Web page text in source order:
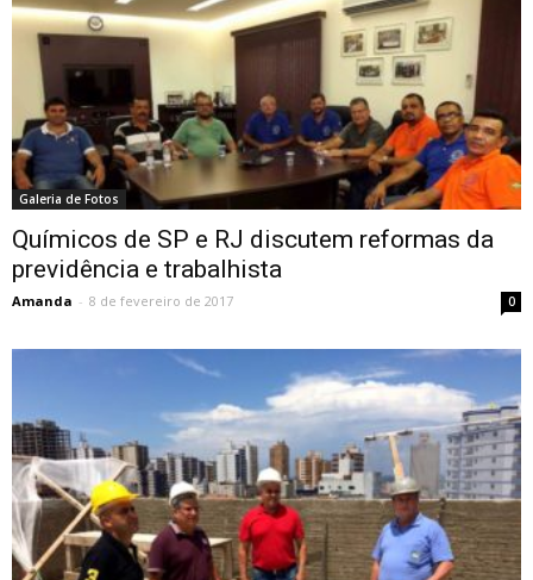
Galeria de Fotos
Químicos de SP e RJ discutem reformas da
previdência e trabalhista
Amanda - 8 de fevereiro de 2017 0